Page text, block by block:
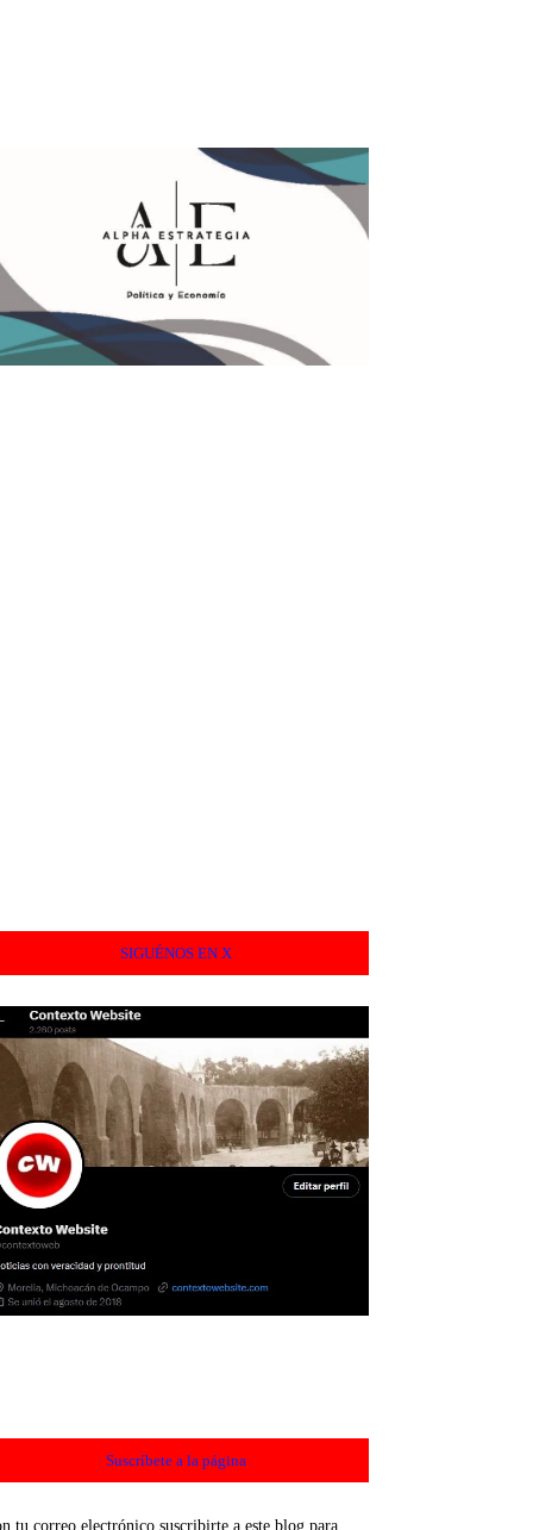
SIGUÉNOS EN X
Suscríbete a la página
tu correo electrónico suscribirte a este blog para